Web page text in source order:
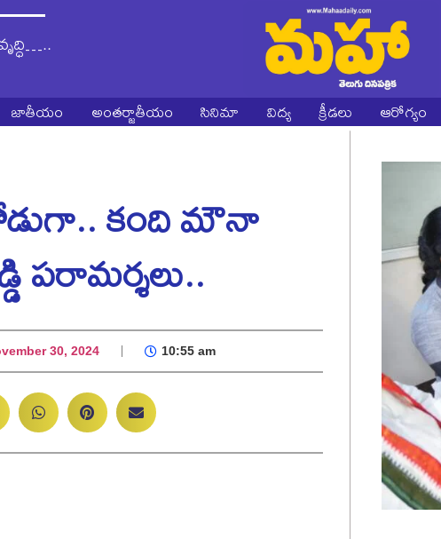
జాతీయం అంతర్జాతీయం సినిమా విద్య క్రీడలు ఆరోగ్యం
కంది మౌనా
ప‌రామ‌ర్శ‌లు..
30, 2024 10:55 am